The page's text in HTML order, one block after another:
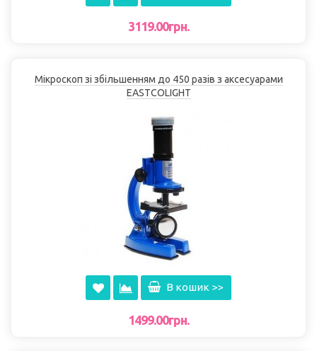
3119.00грн.
Мікроскоп зі збільшенням до 450 разів з аксесуарами
EASTCOLІGHT
В кошик >>
1499.00грн.